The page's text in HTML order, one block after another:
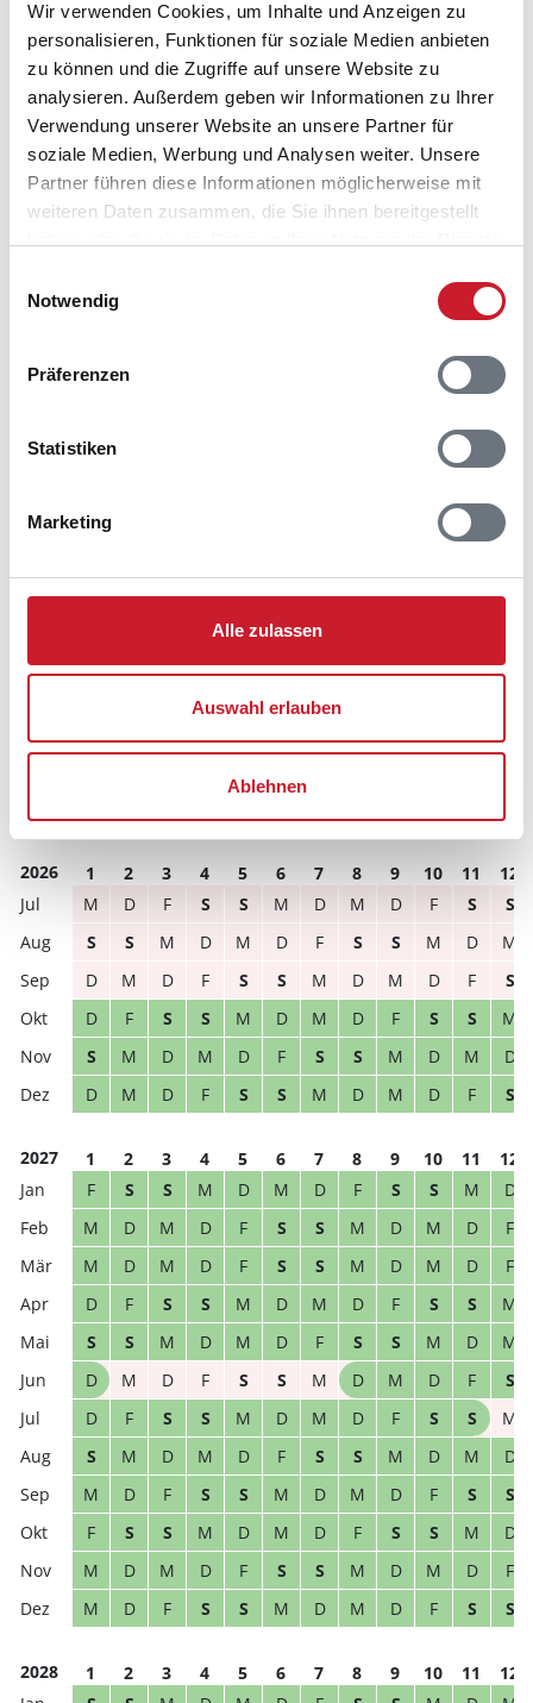
Wir verwenden Cookies, um Inhalte und Anzeigen zu
personalisieren, Funktionen für soziale Medien anbieten
zu können und die Zugriffe auf unsere Website zu
analysieren. Außerdem geben wir Informationen zu Ihrer
Verwendung unserer Website an unsere Partner für
soziale Medien, Werbung und Analysen weiter. Unsere
Partner führen diese Informationen möglicherweise mit
weiteren Daten zusammen, die Sie ihnen bereitgestellt
Notwendig
Präferenzen
Statistiken
Marketing
Alle zulassen
Auswahl erlauben
Ablehnen
Anreisetag im Belegungskalender anklicken
Reisezeitraumes auch Änderungen bei der
Hausbeschreibung und/oder der Ausstattung ergeben
können.
frei belegt gewählter Zeitraum
2026 1 2 3 4 5 6 7 8 9 10 11
12
M
D F S S M D M D F S
S
S
S M D M D F S S M D
M
D
M D F S S M D M D F
S
D
F S S M D M D F S S
M
S
M D M D F S S M D M
D
D
M D F S S M D M D F S
2027 1 2 3 4 5 6 7 8 9 10 11
12
F
S S M D M D F S S M
D
M
D M D F S S M D M D
F
M
D M D F S S M D M D
F
D
F S S M D M D F S S
M
S
S M D M D F S S M D
M
D
M D F S S M D M D F
S
D
F S S M D M D F S S
M
S
M D M D F S S M D M
D
M
D F S S M D M D F S
S
F
S S M D M D F S S M
D
M
D M D F S S M D M D
F
M
D F S S M D M D F S S
2028 1 2 3 4 5 6 7 8 9 10 11
12